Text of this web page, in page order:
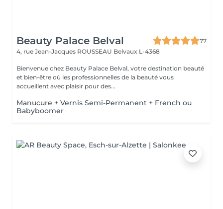
Beauty Palace Belval
77
4, rue Jean-Jacques ROUSSEAU Belvaux L-4368
Bienvenue chez Beauty Palace Belval, votre destination beauté
et bien-être où les professionnelles de la beauté vous
accueillent avec plaisir pour des...
Manucure + Vernis Semi-Permanent + French ou
Babyboomer